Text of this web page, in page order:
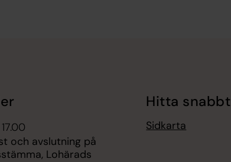
och avslutning på
Lohärads
Hitta snabbt
Sidkarta